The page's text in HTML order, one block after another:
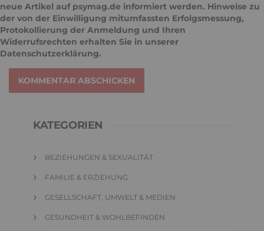
neue Artikel auf psymag.de informiert werden. Hinweise zu
der von der Einwilligung mitumfassten Erfolgsmessung,
Protokollierung der Anmeldung und Ihren
Widerrufsrechten erhalten Sie in unserer
Datenschutzerklärung.
KOMMENTAR ABSCHICKEN
KATEGORIEN
BEZIEHUNGEN & SEXUALITÄT
FAMILIE & ERZIEHUNG
GESELLSCHAFT, UMWELT & MEDIEN
GESUNDHEIT & WOHLBEFINDEN